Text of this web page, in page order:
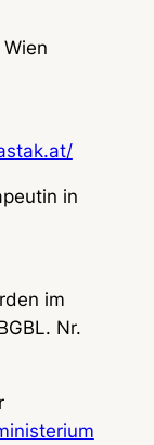
in
im
Nr.